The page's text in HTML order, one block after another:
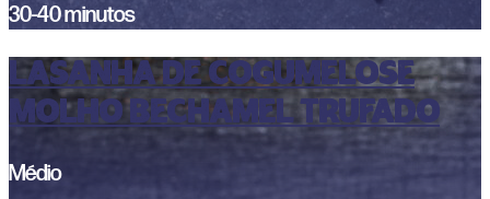
30-40 minutos
Lasanha de cogumelose
molho bechamel trufado
Médio